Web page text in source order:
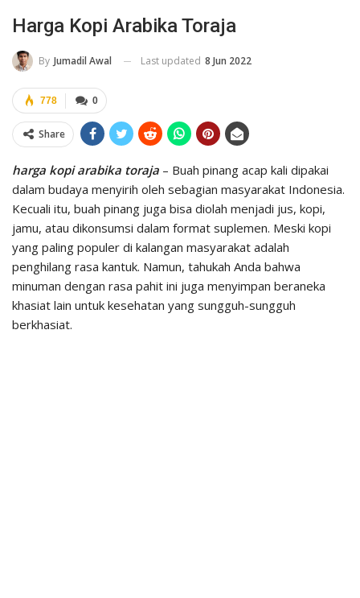
Harga Kopi Arabika Toraja
By Jumadil Awal Last updated 8 Jun 2022
0
778
Share
harga kopi arabika toraja – Buah pinang acap kali dipakai
dalam budaya menyirih oleh sebagian masyarakat Indonesia.
Kecuali itu, buah pinang juga bisa diolah menjadi jus, kopi,
jamu, atau dikonsumsi dalam format suplemen. Meski kopi
yang paling populer di kalangan masyarakat adalah
penghilang rasa kantuk. Namun, tahukah Anda bahwa
minuman dengan rasa pahit ini juga menyimpan beraneka
khasiat lain untuk kesehatan yang sungguh-sungguh
berkhasiat.